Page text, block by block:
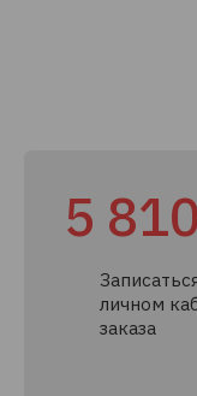
5
личном
заказа